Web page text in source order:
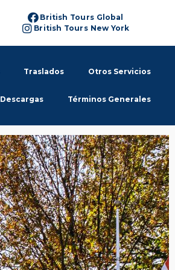
British Tours Global
British Tours New York
Traslados Otros Servicios
Descargas Términos Generales